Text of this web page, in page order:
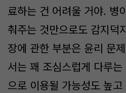
료하는 건 어려울 거야. 병
춰주는 것만으로도 감지덕
장에 관한 부분은 윤리 문
서는 꽤 조심스럽게 다루
으로 이용될 가능성도 높